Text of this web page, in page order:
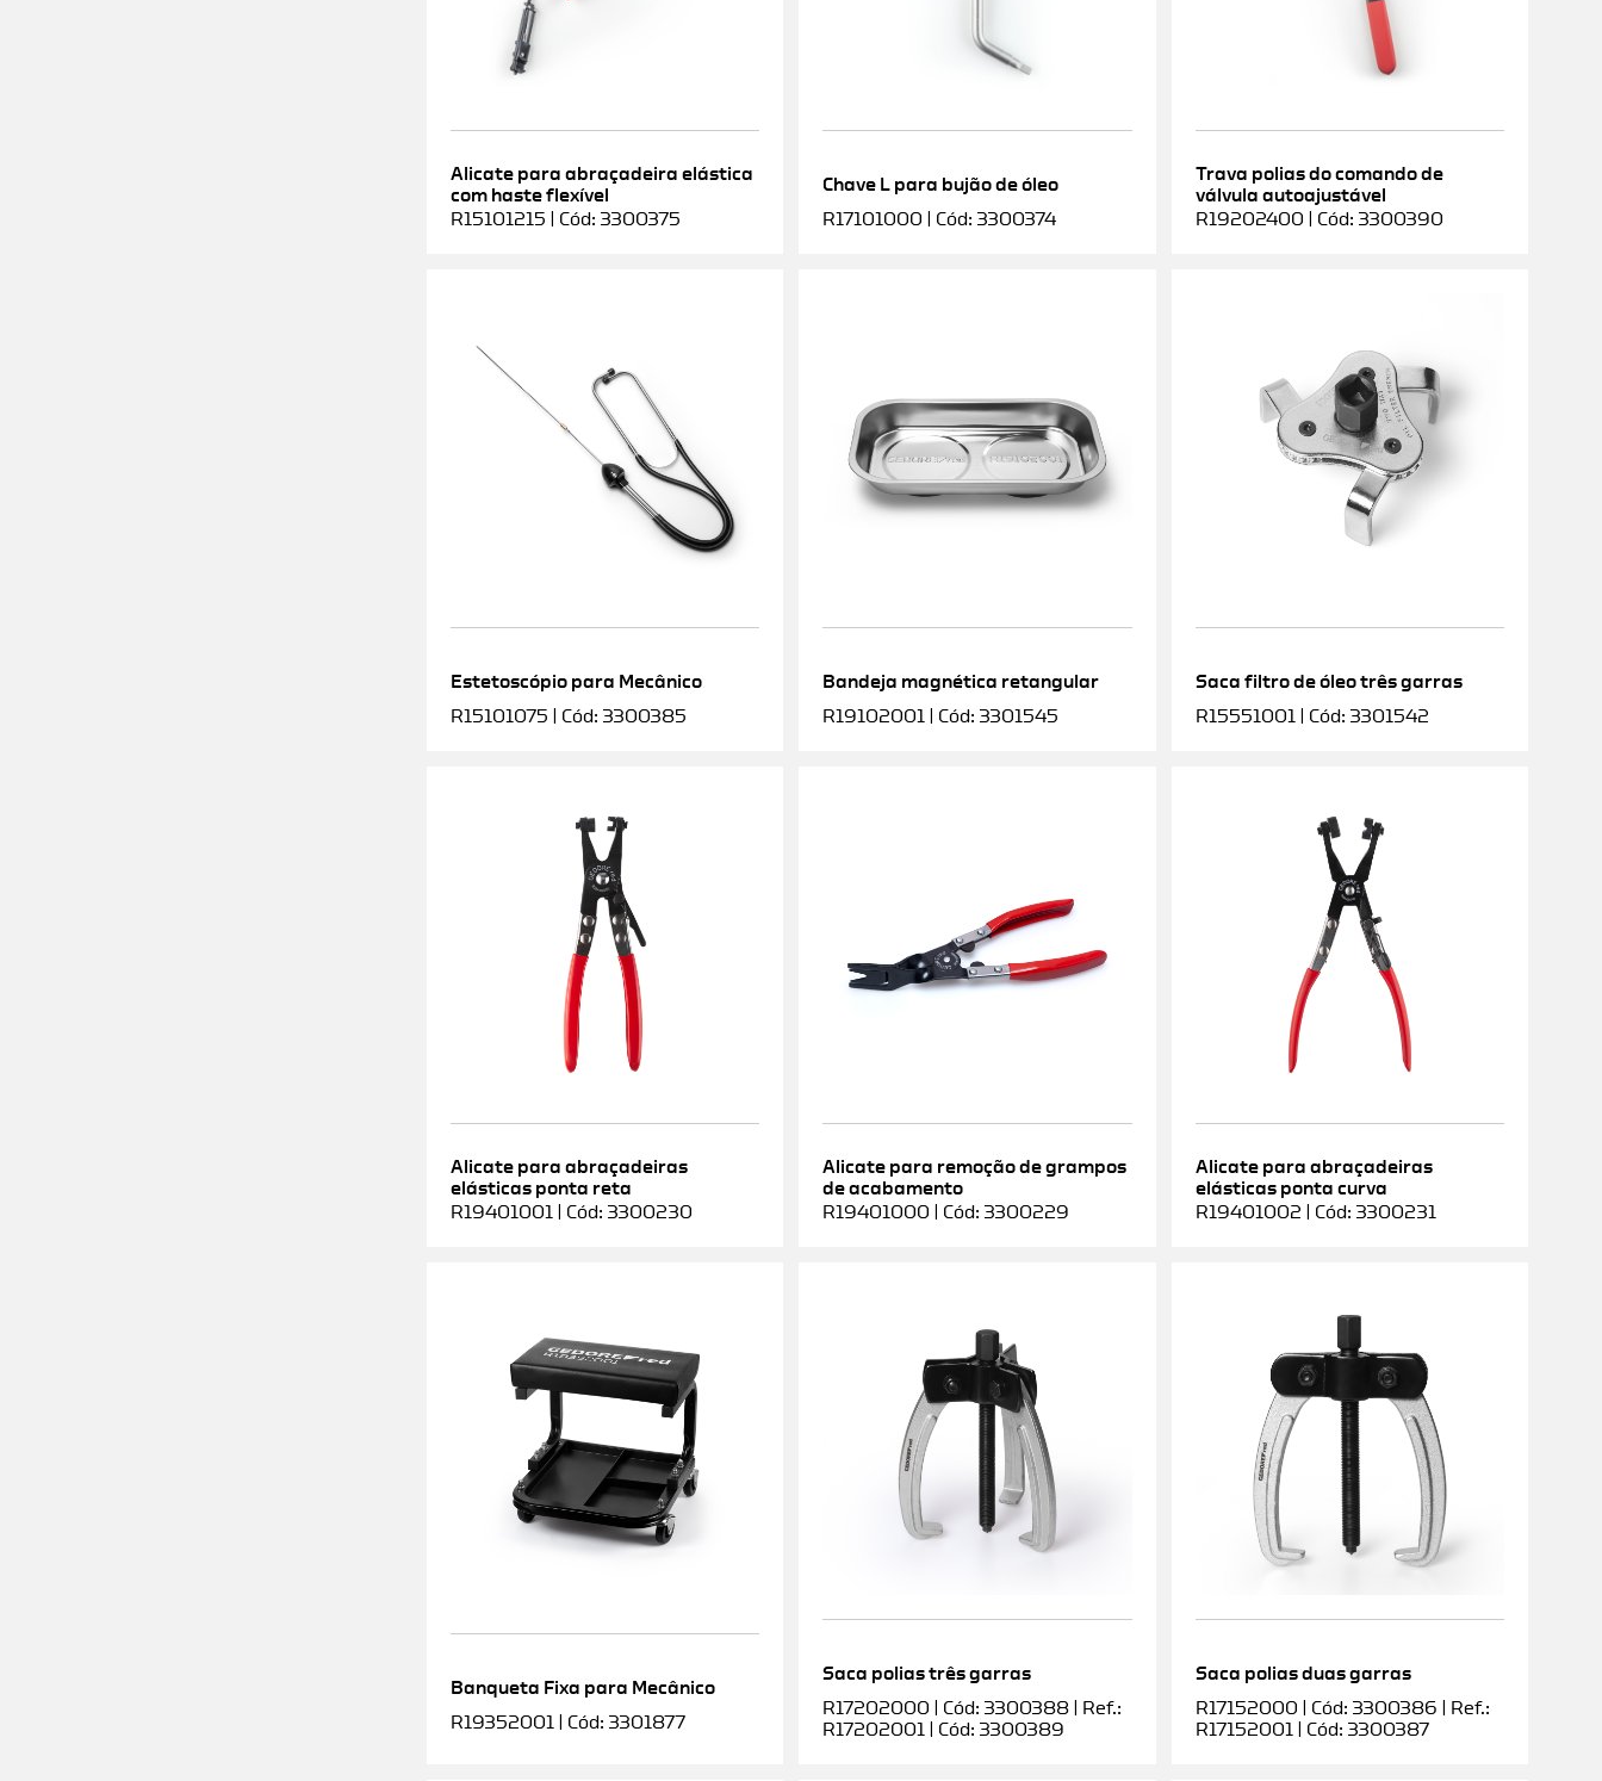
Alicate para abraçadeira elástica
com haste flexível
R15101215 | Cód: 3300375
Chave L para bujão de óleo
R17101000 | Cód: 3300374
Trava polias do comando de
válvula autoajustável
R19202400 | Cód: 3300390
Estetoscópio para Mecânico
R15101075 | Cód: 3300385
Bandeja magnética retangular
R19102001 | Cód: 3301545
Saca filtro de óleo três garras
R15551001 | Cód: 3301542
Alicate para abraçadeiras
elásticas ponta reta
R19401001 | Cód: 3300230
Alicate para remoção de grampos
de acabamento
R19401000 | Cód: 3300229
Alicate para abraçadeiras
elásticas ponta curva
R19401002 | Cód: 3300231
Banqueta Fixa para Mecânico
R19352001 | Cód: 3301877
Saca polias três garras
R17202000 | Cód: 3300388 | Ref.:
R17202001 | Cód: 3300389
Saca polias duas garras
R17152000 | Cód: 3300386 | Ref.:
R17152001 | Cód: 3300387